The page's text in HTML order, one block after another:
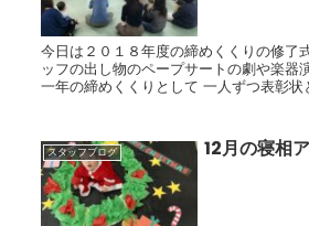
今日は２０１８年度の締めくくりの修了式を
ッフの出し物のペープサートの劇や楽器
一年の締めくくりとして 一人ずつ表彰状とメダルを受け取りま
スタッフブログ 12月の寝相